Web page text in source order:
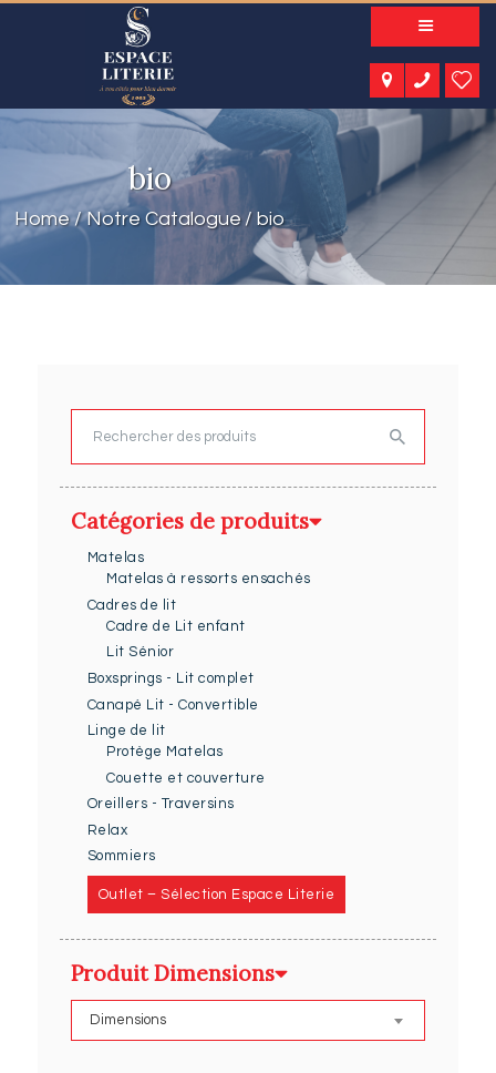
bio
Home Notre Catalogue bio
A PROPOS
NOS PRODUITS
NOTRE CATALOGUE
ESPACE KIDS
ESPACE SENIORS
ESPACE NATURE
ACTUALITÉS
CONTACT
Rechercher
Catégories de produits
Matelas
Matelas à ressorts ensachés
Cadres de lit
Cadre de Lit enfant
Lit Sénior
Boxsprings - Lit complet
Canapé Lit - Convertible
Linge de lit
Protège Matelas
Couette et couverture
Oreillers - Traversins
Relax
Sommiers
Outlet – Sélection Espace Literie
Produit Dimensions